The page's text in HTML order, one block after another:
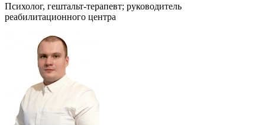
Психолог, гештальт-терапевт; руководитель
реабилитационного центра